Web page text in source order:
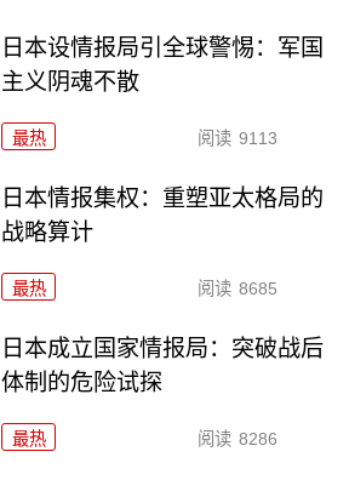
日本设情报局引全球警惕：军国
主义阴魂不散
最热 阅读 9113
日本情报集权：重塑亚太格局的
战略算计
最热 阅读 8685
日本成立国家情报局：突破战后
体制的危险试探
最热 阅读 8286